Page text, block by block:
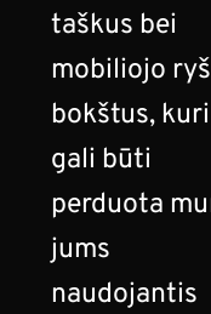
taškus bei
mobiliojo
bokštus, kuri
gali būti
perduota
jums
naudojantis